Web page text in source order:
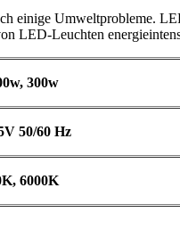
einige Umweltprobleme.
LED-Leuchten
300w
50/60 Hz
6000K